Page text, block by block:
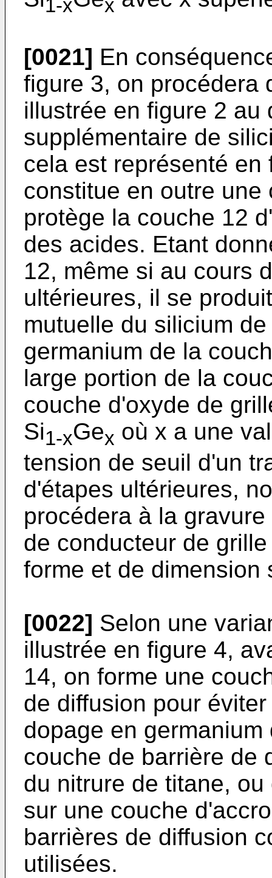
1-x x
[0021] En
figure 3, on procédera
illustrée en figure 2 au
supplémentaire de
cela est représenté
constitue en outre
protège la couche 12
des acides. Etant
12, même si au cours
ultérieures, il se
mutuelle du silicium
germanium de la
large portion de la
couche d'oxyde de
Si1-xGex où x a une
tension de seuil d'un
d'étapes ultérieures,
procédera à la
de conducteur de
forme et de dimension
[0022] Selon une
illustrée en figure 4,
14, on forme une
de diffusion pour
dopage en
couche de barrière de
du nitrure de titane,
sur une couche
barrières de diffusion
utilisées.